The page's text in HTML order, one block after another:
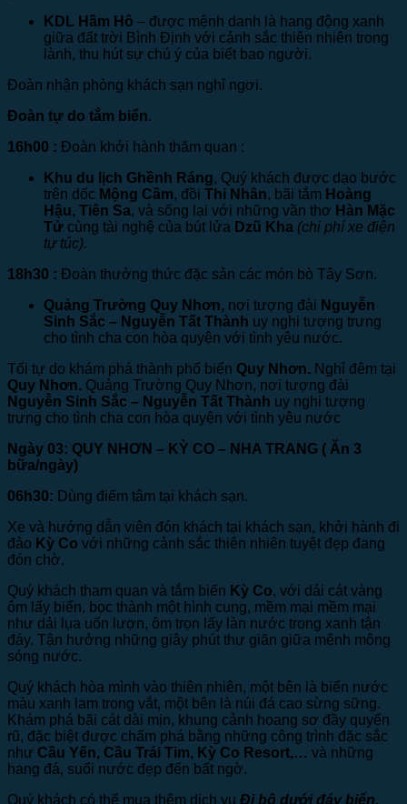
KDL Hầm Hô – được mệnh danh là hang động xanh
giữa đất trời Bình Định với cảnh sắc thiên nhiên trong
lành, thu hút sự chú ý của biết bao người.
Đoàn nhận phòng khách sạn nghỉ ngơi.
Đoàn tự do tắm biển.
16h00 : Đoàn khởi hành thăm quan :
Khu du lịch Ghềnh Ráng, Quý khách được dạo bước
trên dốc Mộng Cầm, đồi Thi Nhân, bãi tắm Hoàng
Hậu, Tiên Sa, và sống lại với những vần thơ Hàn Mặc
Tử cùng tài nghệ của bút lửa Dzũ Kha (chi phí xe điện
tự túc).
18h30 : Đoàn thưởng thức đặc sản các món bò Tây Sơn.
Quảng Trường Quy Nhơn, nơi tượng đài Nguyễn
Sinh Sắc – Nguyễn Tất Thành uy nghi tượng trưng
cho tình cha con hòa quyện với tình yêu nước.
Tối tự do khám phá thành phố biển Quy Nhơn. Nghỉ đêm tại
Quy Nhơn. Quảng Trường Quy Nhơn, nơi tượng đài
Nguyễn Sinh Sắc – Nguyễn Tất Thành uy nghi tượng
trưng cho tình cha con hòa quyện với tình yêu nước
Ngày 03: QUY NHƠN – KỲ CO – NHA TRANG ( Ăn 3
bữa/ngày)
06h30: Dùng điểm tâm tại khách sạn.
Xe và hướng dẫn viên đón khách tại khách sạn, khởi hành đi
đảo Kỳ Co với những cảnh sắc thiên nhiên tuyệt đẹp đang
đón chờ.
Quý khách tham quan và tắm biển Kỳ Co, với dải cát vàng
ôm lấy biển, bọc thành một hình cung, mềm mại mềm mại
như dải lụa uốn lượn, ôm trọn lấy làn nước trong xanh tận
đáy. Tận hưởng những giây phút thư giãn giữa mênh mông
sóng nước.
Quý khách hòa mình vào thiên nhiên, một bên là biển nước
màu xanh lam trong vắt, một bên là núi đá cao sừng sững.
Khám phá bãi cát dài mịn, khung cảnh hoang sơ đầy quyến
rũ, đặc biệt được chấm phá bằng những công trình đặc sắc
như Cầu Yến, Cầu Trái Tim, Kỳ Co Resort,… và những
hang đá, suối nước đẹp đến bất ngờ.
Quý khách có thể mua thêm dịch vụ Đi bộ dưới đáy biển,